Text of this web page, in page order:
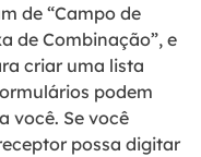
de “Campo de
de Combinação”, e
criar uma lista
podem
você. Se você
possa digitar